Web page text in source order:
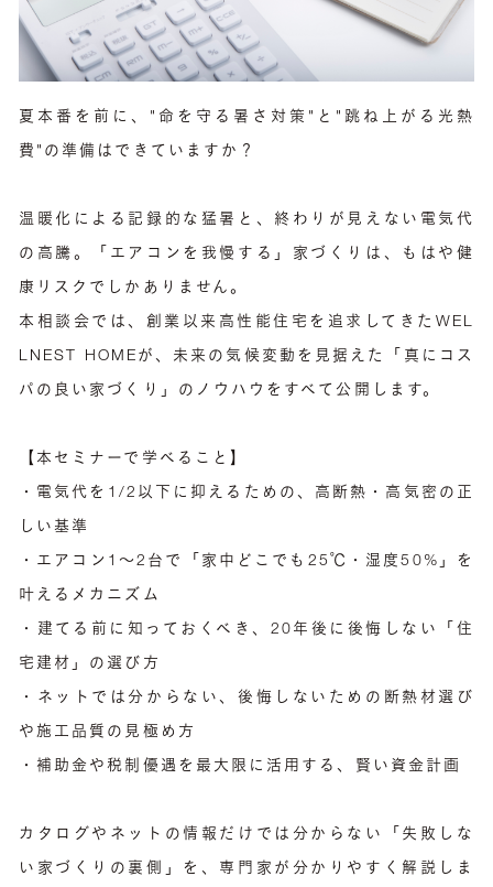
夏本番を前に、"命を守る暑さ対策"と"跳ね上がる光熱
費"の準備はできていますか？
温暖化による記録的な猛暑と、終わりが見えない電気代
の高騰。「エアコンを我慢する」家づくりは、もはや健
康リスクでしかありません。
本相談会では、創業以来高性能住宅を追求してきたWEL
LNEST HOMEが、未来の気候変動を見据えた「真にコス
パの良い家づくり」のノウハウをすべて公開します。
【本セミナーで学べること】
・電気代を1/2以下に抑えるための、高断熱・高気密の正
しい基準
・エアコン1〜2台で「家中どこでも25℃・湿度50%」を
叶えるメカニズム
・建てる前に知っておくべき、20年後に後悔しない「住
宅建材」の選び方
・ネットでは分からない、後悔しないための断熱材選び
や施工品質の見極め方
・補助金や税制優遇を最大限に活用する、賢い資金計画
カタログやネットの情報だけでは分からない「失敗しな
い家づくりの裏側」を、専門家が分かりやすく解説しま